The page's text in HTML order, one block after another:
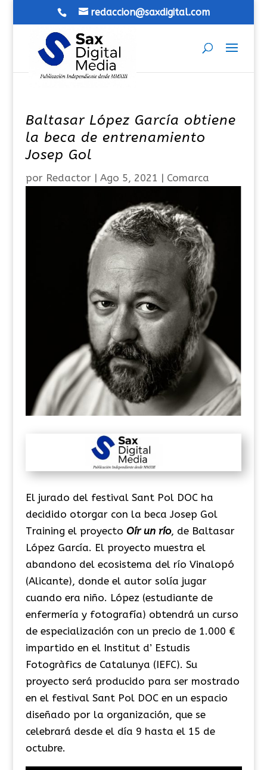
redaccion@saxdigital.com
Baltasar López García obtiene
la beca de entrenamiento
Josep Gol
por Redactor| Ago 5, 2021 | Comarca
El jurado del festival Sant Pol DOC ha
decidido otorgar con la beca Josep Gol
Training el proyecto Oír un río, de Baltasar
López García. El proyecto muestra el
abandono del ecosistema del río Vinalopó
(Alicante), donde el autor solía jugar
cuando era niño. López (estudiante de
enfermería y fotografía) obtendrá un curso
de especialización con un precio de 1.000 €
impartido en el Institut d’ Estudis
Fotogràfics de Catalunya (IEFC). Su
proyecto será producido para ser mostrado
en el festival Sant Pol DOC en un espacio
diseñado por la organización, que se
celebrará desde el día 9 hasta el 15 de
octubre.